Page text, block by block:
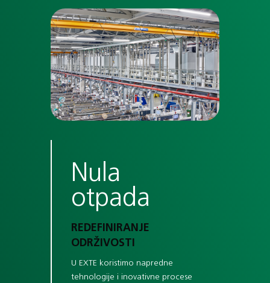
Nula
otpada
REDEFINIRANJE
ODRŽIVOSTI
U EXTE koristimo napredne
tehnologije i inovativne procese